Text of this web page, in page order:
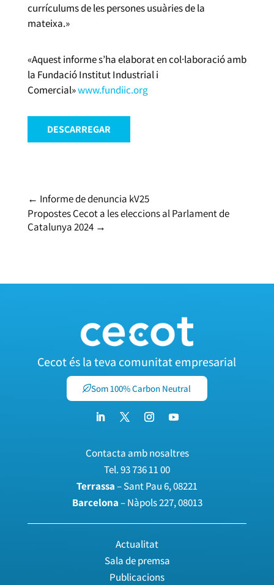
currículums de les persones usuàries de la
mateixa.»
«Aquest informe s’ha elaborat en col·laboració amb
la Fundació Institut Industrial i
Comercial»www.fundiic.org
DESCARREGAR
← Informe de denuncia kV25
Propostes Cecot a les eleccions al Parlament de
Catalunya 2024→
Cecot és la teva comunitat empresarial
Som 100% Carbon Neutral
Contacta amb nosaltres
Tel.93 736 11 00
Terrassa– Sant Pau 6, 08221
Barcelona– Nàpols 227, 08013
Actualitat
Sala de premsa
Publicacions